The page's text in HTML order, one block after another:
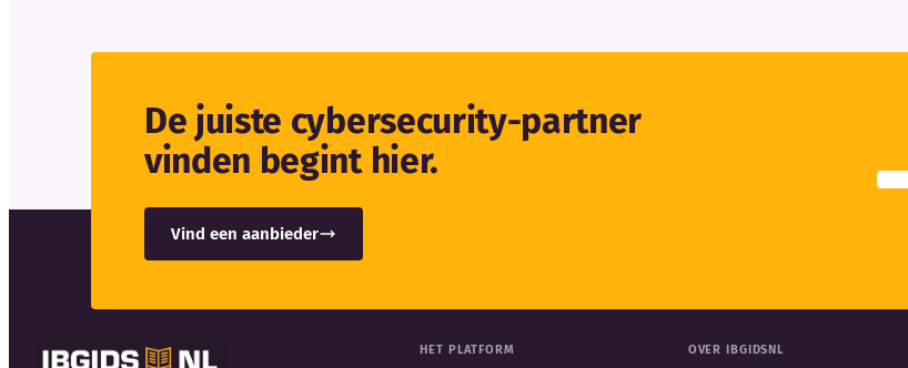
De juiste cybersecurity-partner
vinden begint hier.
Vind een aanbieder
HET PLATFORM OVER IBGIDSNL